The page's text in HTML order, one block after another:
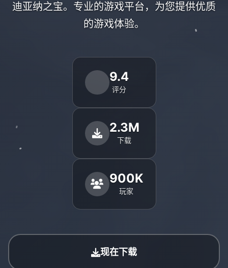
迪亚纳之宝。专业的游戏平台，为您提供优质
的游戏体验。
9.4
评分
2.3M
下载
900K
玩家
现在下载